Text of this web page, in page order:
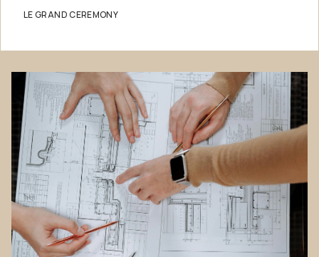
LE GRAND CEREMONY